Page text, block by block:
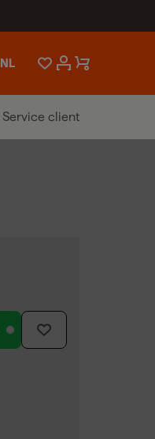
NL
Service client